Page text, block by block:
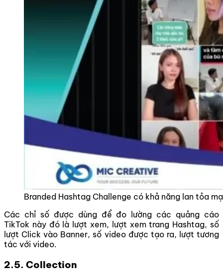
Branded Hashtag Challenge có khả năng lan tỏa
Các chỉ số được dùng để đo lường các quảng cáo
TikTok này đó là lượt xem, lượt xem trang Hashtag, số
lượt Click vào Banner, số video được tạo ra, lượt tương
tác với video.
2.5. Collection